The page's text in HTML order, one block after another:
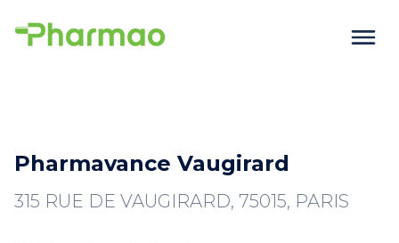
Pharmavance Vaugirard
315 RUE DE VAUGIRARD, 75015, PARIS